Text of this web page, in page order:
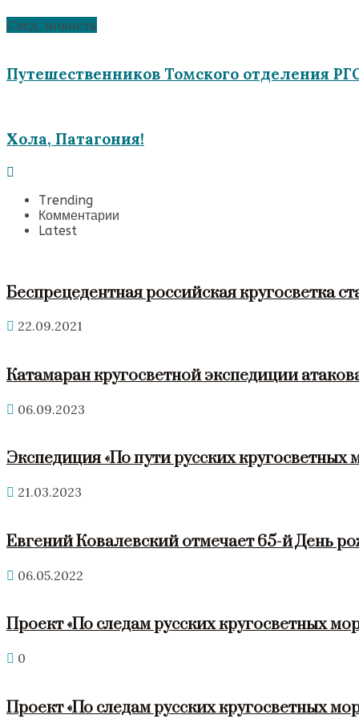
След. новость
Путешественников Томского отделения
Хола, Патагония!
Trending
Комментарии
Latest
Беспрецедентная российская кругосветка
22.09.2021
Катамаран кругосветной экспедиции
06.09.2023
Экспедиция «По пути русских
21.03.2023
Евгений Ковалевский отмечает 65-й День
06.05.2022
Проект «По следам русских кругосветных
0
Проект «По следам русских кругосветных